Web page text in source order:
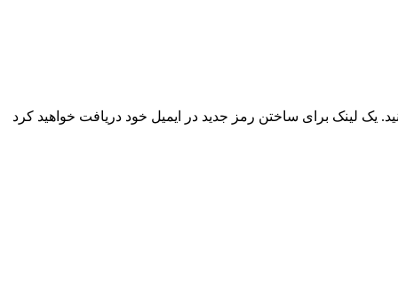
یک لینک برای ساختن رمز جدید در ایمیل خود دریافت خواهید کرد